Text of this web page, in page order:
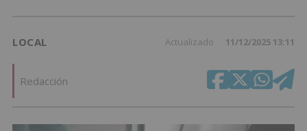
LOCAL Actualizado 11/12/2025 13:11
Redacción